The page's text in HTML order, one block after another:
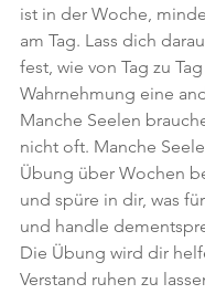
ist in der Woche,
am Tag. Lass dich
fest, wie von Tag zu
Wahrnehmung eine
Manche Seelen
nicht oft. Manche
Übung über Wochen
und spüre in dir, was
und handle
Die Übung wird dir
Verstand ruhen zu